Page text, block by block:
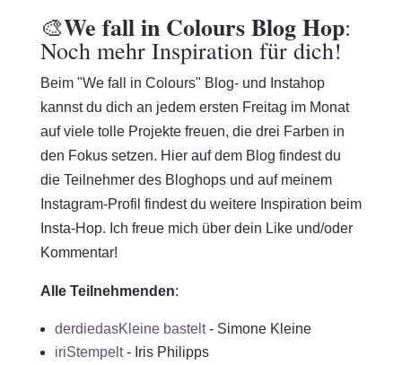
🎨We fall in Colours Blog Hop:
Noch mehr Inspiration für dich!
Beim "We fall in Colours" Blog- und Instahop
kannst du dich an jedem ersten Freitag im Monat
auf viele tolle Projekte freuen, die drei Farben in
den Fokus setzen. Hier auf dem Blog findest du
die Teilnehmer des Bloghops und auf meinem
Instagram-Profil findest du weitere Inspiration beim
Insta-Hop. Ich freue mich über dein Like und/oder
Kommentar!
Alle Teilnehmenden:
derdiedasKleine bastelt- Simone Kleine
iriStempelt- Iris Philipps